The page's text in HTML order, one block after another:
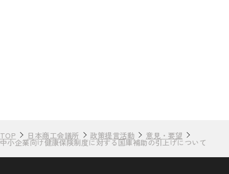
TOP 日本商工会議所 政策提言活動 意見・要望
中小企業向け健康保険制度に対する国庫補助の引上げについて